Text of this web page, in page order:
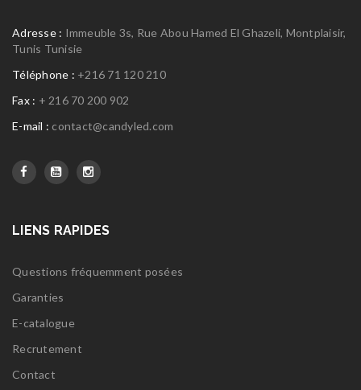
Adresse : Immeuble 3s, Rue Abou Hamed El Ghazeli, Montplaisir,
Tunis Tunisie
Téléphone : +216 71 120 210
Fax : + 216 70 200 902
E-mail : contact@candyled.com
LIENS RAPIDES
Questions fréquemment posées
Garanties
E-catalogue
Recrutement
Contact